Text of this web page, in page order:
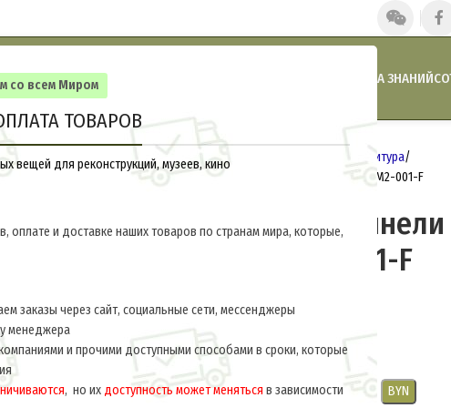
со всем Миром
ТОВАРОВ
вещей для реконструкций, музеев, кино
оплате и доставке наших товаров по странам мира, которые,
заказы через сайт, социальные сети, мессенджеры
менеджера
и прочими доступными способами в сроки, которые
, но их доступность может меняться в зависимости
ГЛАВНАЯ БАЗА ЗНАНИЙ
Главная
Фурнитура
Пуговица к шинели М 1894 (белая) M2-001-F
Пуговица к
(белая) M2-001-F
$2.0 за ед.
Диаметр пуговицы 21 мм.
USD EUR CNY RUB PLN BYN